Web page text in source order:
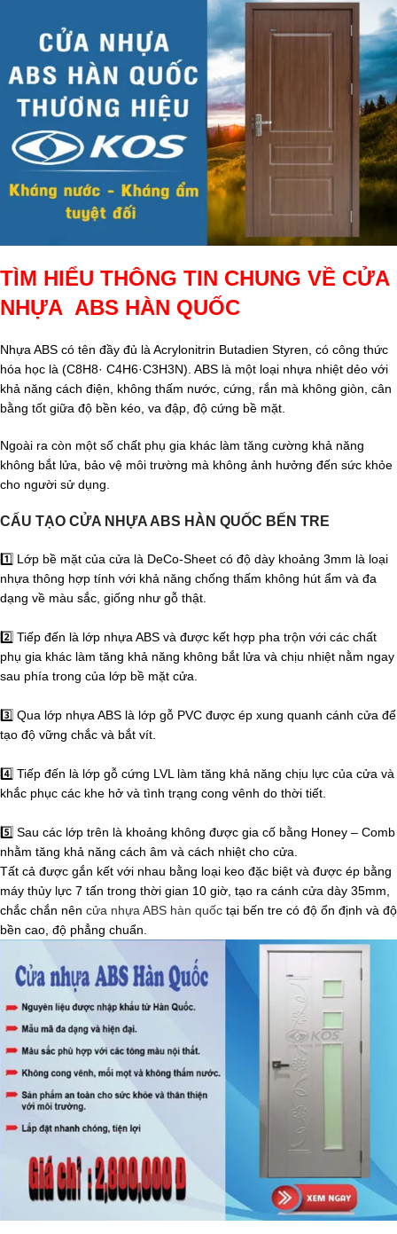
TÌM HIỂU THÔNG TIN CHUNG VỀ CỬA
NHỰA ABS HÀN QUỐC
Nhựa ABS có tên đầy đủ là Acrylonitrin Butadien Styren, có công thức
hóa học là (C8H8· C4H6·C3H3N). ABS là một loại nhựa nhiệt dẻo với
khả năng cách điện, không thấm nước, cứng, rắn mà không giòn, cân
bằng tốt giữa độ bền kéo, va đập, độ cứng bề mặt.
Ngoài ra còn một số chất phụ gia khác làm tăng cường khả năng
không bắt lửa, bảo vệ môi trường mà không ảnh hưởng đến sức khỏe
cho người sử dụng.
CẤU TẠO CỬA NHỰA ABS HÀN QUỐC BẾN TRE
1️⃣ Lớp bề mặt của cửa là DeCo-Sheet có độ dày khoảng 3mm là loại
nhựa thông hợp tính với khả năng chống thấm không hút ẩm và đa
dạng về màu sắc, giống như gỗ thật.
2️⃣ Tiếp đến là lớp nhựa ABS và được kết hợp pha trộn với các chất
phụ gia khác làm tăng khả năng không bắt lửa và chịu nhiệt nằm ngay
sau phía trong của lớp bề mặt cửa.
3️⃣ Qua lớp nhựa ABS là lớp gỗ PVC được ép xung quanh cánh cửa để
tạo độ vững chắc và bắt vít.
4️⃣ Tiếp đến là lớp gỗ cứng LVL làm tăng khả năng chịu lực của cửa và
khắc phục các khe hở và tình trạng cong vênh do thời tiết.
5️⃣ Sau các lớp trên là khoảng không được gia cố bằng Honey – Comb
nhằm tăng khả năng cách âm và cách nhiệt cho cửa.
Tất cả được gắn kết với nhau bằng loại keo đặc biệt và được ép bằng
máy thủy lực 7 tấn trong thời gian 10 giờ, tạo ra cánh cửa dày 35mm,
chắc chắn nên cửa nhựa ABS hàn quốc tại bến tre có độ ổn định và độ
bền cao, độ phẳng chuẩn.